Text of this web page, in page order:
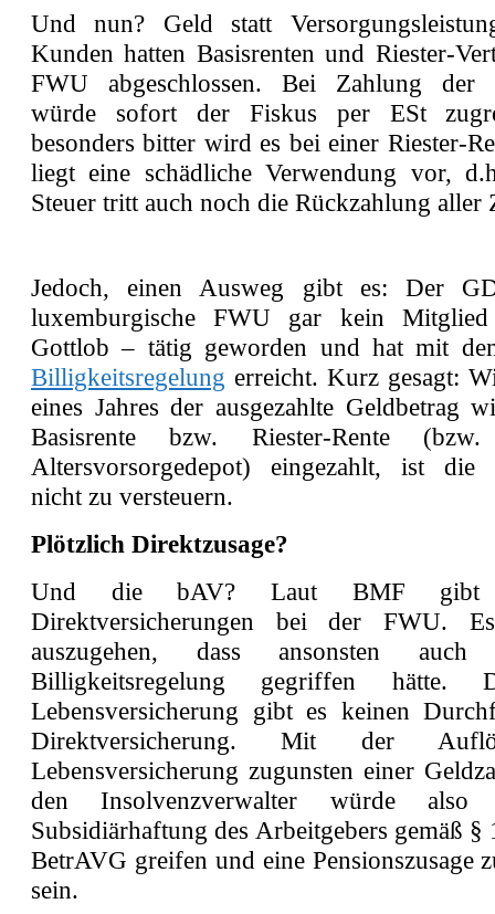
Und nun? Geld statt
Kunden hatten Basisrenten und Riester-
FWU abgeschlossen. Bei Zahlung der
würde sofort der Fiskus per ESt
besonders bitter wird es bei einer Riester-
liegt eine schädliche Verwendung vor,
Steuer tritt auch noch die Rückzahlung aller
Jedoch, einen Ausweg gibt es: Der
luxemburgische FWU gar kein
Gottlob – tätig geworden und hat mit
Billigkeitsregelung erreicht. Kurz gesagt:
eines Jahres der ausgezahlte Geldbetrag
Basisrente bzw. Riester-Rente
Altersvorsorgedepot) eingezahlt, ist die
nicht zu versteuern.
Plötzlich Direktzusage?
Und die bAV? Laut BMF gibt
Direktversicherungen bei der FWU.
auszugehen, dass ansonsten
Billigkeitsregelung gegriffen hätte.
Lebensversicherung gibt es keinen
Direktversicherung. Mit der
Lebensversicherung zugunsten einer
den Insolvenzverwalter würde
Subsidiärhaftung des Arbeitgebers gemäß §
BetrAVG greifen und eine Pensionszusage
sein.